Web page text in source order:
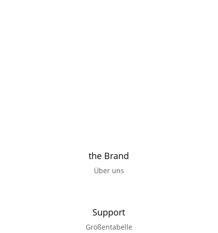
the Brand
Über uns
Support
Größentabelle